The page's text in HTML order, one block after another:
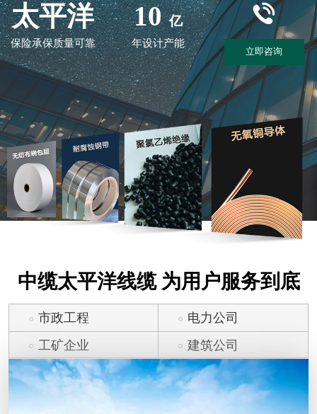
太平洋
保险承保质量可靠
10 亿
年设计产能
立即咨询
中缆太平洋线缆 为用户服务到底
市政工程
电力公司
工矿企业
建筑公司